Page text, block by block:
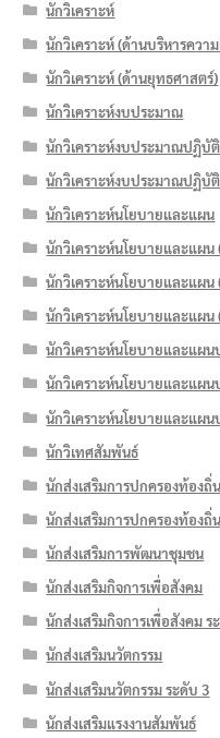
นักวิเคราะห์
นักวิเคราะห์ (ด้านบริหารความ
นักวิเคราะห์ (ด้านยุทธศาสตร์)
นักวิเคราะห์งบประมาณ
นักวิเคราะห์งบประมาณปฏิบั
นักวิเคราะห์งบประมาณปฏิบั
นักวิเคราะห์นโยบายและแผน
นักวิเคราะห์นโยบายและแผน
นักวิเคราะห์นโยบายและแผน
นักวิเคราะห์นโยบายและแผ
นักวิเคราะห์นโยบายและแผ
นักวิเคราะห์นโยบายและแผ
นักวิเคราะห์นโยบายและแผ
นักวิเทศสัมพันธ์
นักส่งเสริมการปกครองท้องถิ่น
นักส่งเสริมการปกครองท้อง
นักส่งเสริมการพัฒนาชุมชน
นักส่งเสริมกิจการเพื่อสังคม
นักส่งเสริมกิจการเพื่อสังคม ร
นักส่งเสริมนวัตกรรม
นักส่งเสริมนวัตกรรม ระดับ 3
นักส่งเสริมแรงงานสัมพันธ์